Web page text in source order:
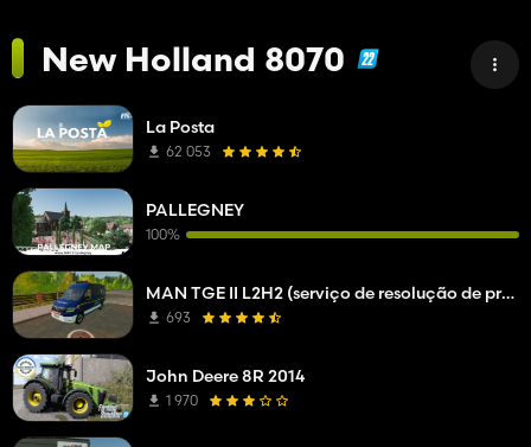
New Holland 8070
La Posta
62 053
PALLEGNEY
100%
MAN TGE II L2H2 (serviço de resolução de problemas da empresa de rede)
693
John Deere 8R 2014
1 970